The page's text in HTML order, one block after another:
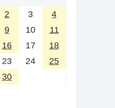
2 3
4
9 10
11
16 17
18
23 24
25
30